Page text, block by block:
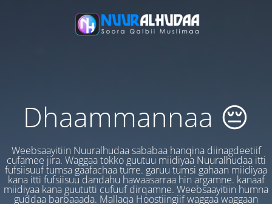
Dhaammannaa 😔
Weebsaayitiin Nuuralhudaa sababaa hanqina diinagdeetiif
cufamee jira. Waggaa tokko guutuu miidiyaa Nuuralhudaa itti
fufsiisuuf tumsa gaafachaa turre. garuu tumsi gahaan miidiyaa
kana itti fufsiisuu dandahu hawaasarraa hin argamne. kanaaf
miidiyaa kana guututti cufuuf dirqamne. Weebsaayitiin humna
guddaa barbaaada. Mallaqa Hoostiingiif waggaa waggaan